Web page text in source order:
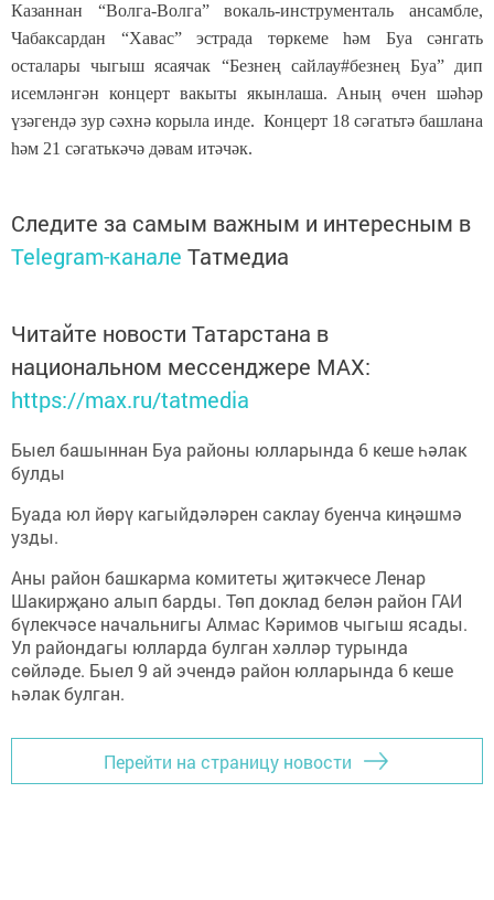
Казаннан “Волга-Волга” вокаль-инструменталь ансамбле,
Чабаксардан “Хавас” эстрада төркеме һәм Буа сәнгать
осталары чыгыш ясаячак “Безнең сайлау#безнең Буа” дип
исемләнгән концерт вакыты якынлаша. Аның өчен шәһәр
үзәгендә зур сәхнә корыла инде. Концерт 18 сәгатьтә башлана
һәм 21 сәгатькәчә дәвам итәчәк.
Следите за самым важным и интересным в
Telegram-канале Татмедиа
Читайте новости Татарстана в
национальном мессенджере MАХ:
https://max.ru/tatmedia
Быел башыннан Буа районы юлларында 6 кеше һәлак
булды
Буада юл йөрү кагыйдәләрен саклау буенча киңәшмә
узды.
Аны район башкарма комитеты җитәкчесе Ленар
Шакирҗано алып барды. Төп доклад белән район ГАИ
бүлекчәсе начальнигы Алмас Кәримов чыгыш ясады.
Ул райондагы юлларда булган хәлләр турында
сөйләде. Быел 9 ай эчендә район юлларында 6 кеше
һәлак булган.
Перейти на страницу новости